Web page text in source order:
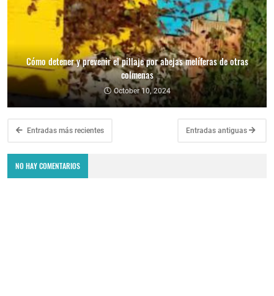
Cómo detener y prevenir el pillaje por abejas melíferas de otras
colmenas
October 10, 2024
Entradas más recientes Entradas antiguas
NO HAY COMENTARIOS